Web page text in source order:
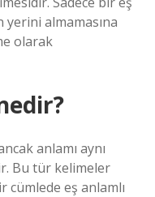
yerini almamasına
olarak
anlamı aynı
Bu tür kelimeler
eş anlamlı